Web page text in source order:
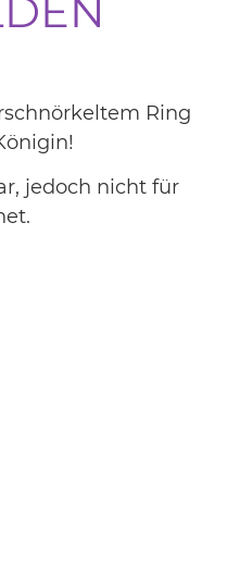
Ring
jedoch nicht für